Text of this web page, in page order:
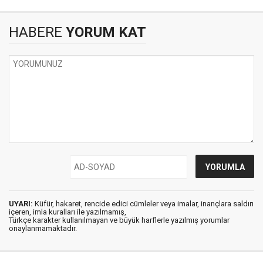
HABERE YORUM KAT
UYARI: Küfür, hakaret, rencide edici cümleler veya imalar, inançlara saldırı
içeren, imla kuralları ile yazılmamış,
Türkçe karakter kullanılmayan ve büyük harflerle yazılmış yorumlar
onaylanmamaktadır.